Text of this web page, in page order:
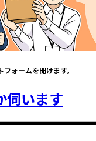
ォームを開けます。
います